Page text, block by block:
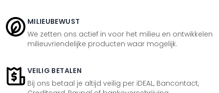
MILIEUBEWUST
We zetten ons actief in voor het milieu en ontwikkelen
milieuvriendelijke producten waar mogelijk.
VEILIG BETALEN
Bij ons betaal je altijd veilig per iDEAL, Bancontact,